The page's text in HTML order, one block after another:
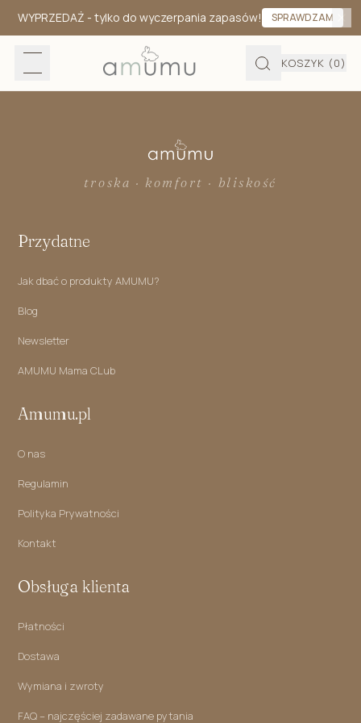
WYPRZEDAŻ - tylko do wyczerpania zapasów! SPRAWDZAM
KOSZYK (0)
troska · komfort · bliskość
Przydatne
Jak dbać o produkty AMUMU?
Blog
Newsletter
AMUMU Mama CLub
Amumu.pl
O nas
Regulamin
Polityka Prywatności
Kontakt
Obsługa klienta
Płatności
Dostawa
Wymiana i zwroty
FAQ – najczęściej zadawane pytania